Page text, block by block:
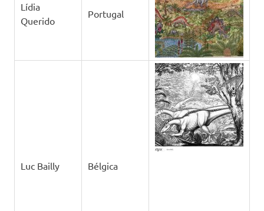
Lídia
Querido
Portugal
Luc Bailly Bélgica